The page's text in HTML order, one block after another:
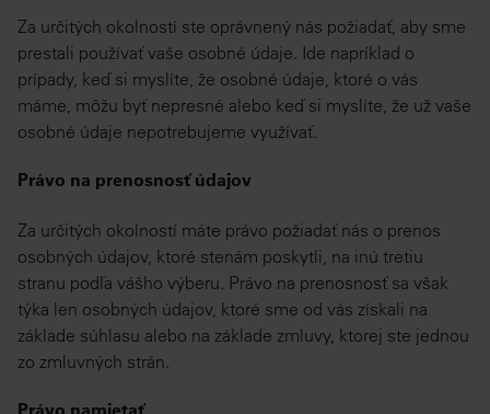
Za určitých okolností ste oprávnený nás požiadať, aby sme
prestali používať vaše osobné údaje. Ide napríklad o
prípady, keď si myslíte, že osobné údaje, ktoré o vás
máme, môžu byť nepresné alebo keď si myslíte, že už vaše
osobné údaje nepotrebujeme využívať.
Právo na prenosnosť údajov
Za určitých okolností máte právo požiadať nás o prenos
osobných údajov, ktoré stenám poskytli, na inú tretiu
stranu podľa vášho výberu. Právo na prenosnosť sa však
týka len osobných údajov, ktoré sme od vás získali na
základe súhlasu alebo na základe zmluvy, ktorej ste jednou
zo zmluvných strán.